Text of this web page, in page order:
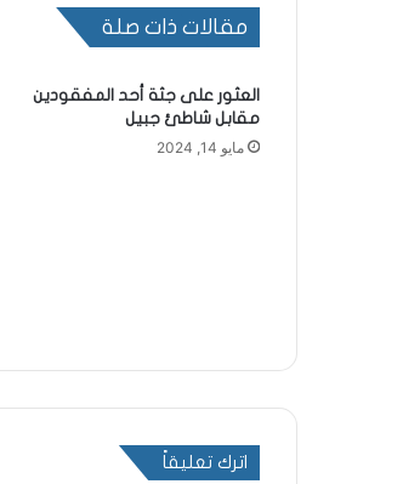
مقالات ذات صلة
العثور على جثة أحد المفقودين
مقابل شاطئ جبيل
مايو 14, 2024
اترك تعليقاً